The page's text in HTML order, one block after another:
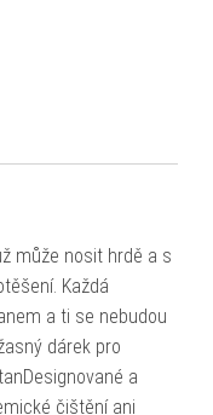
může nosit hrdě a s
Každá
a ti se nebudou
dárek pro
a
čištění ani